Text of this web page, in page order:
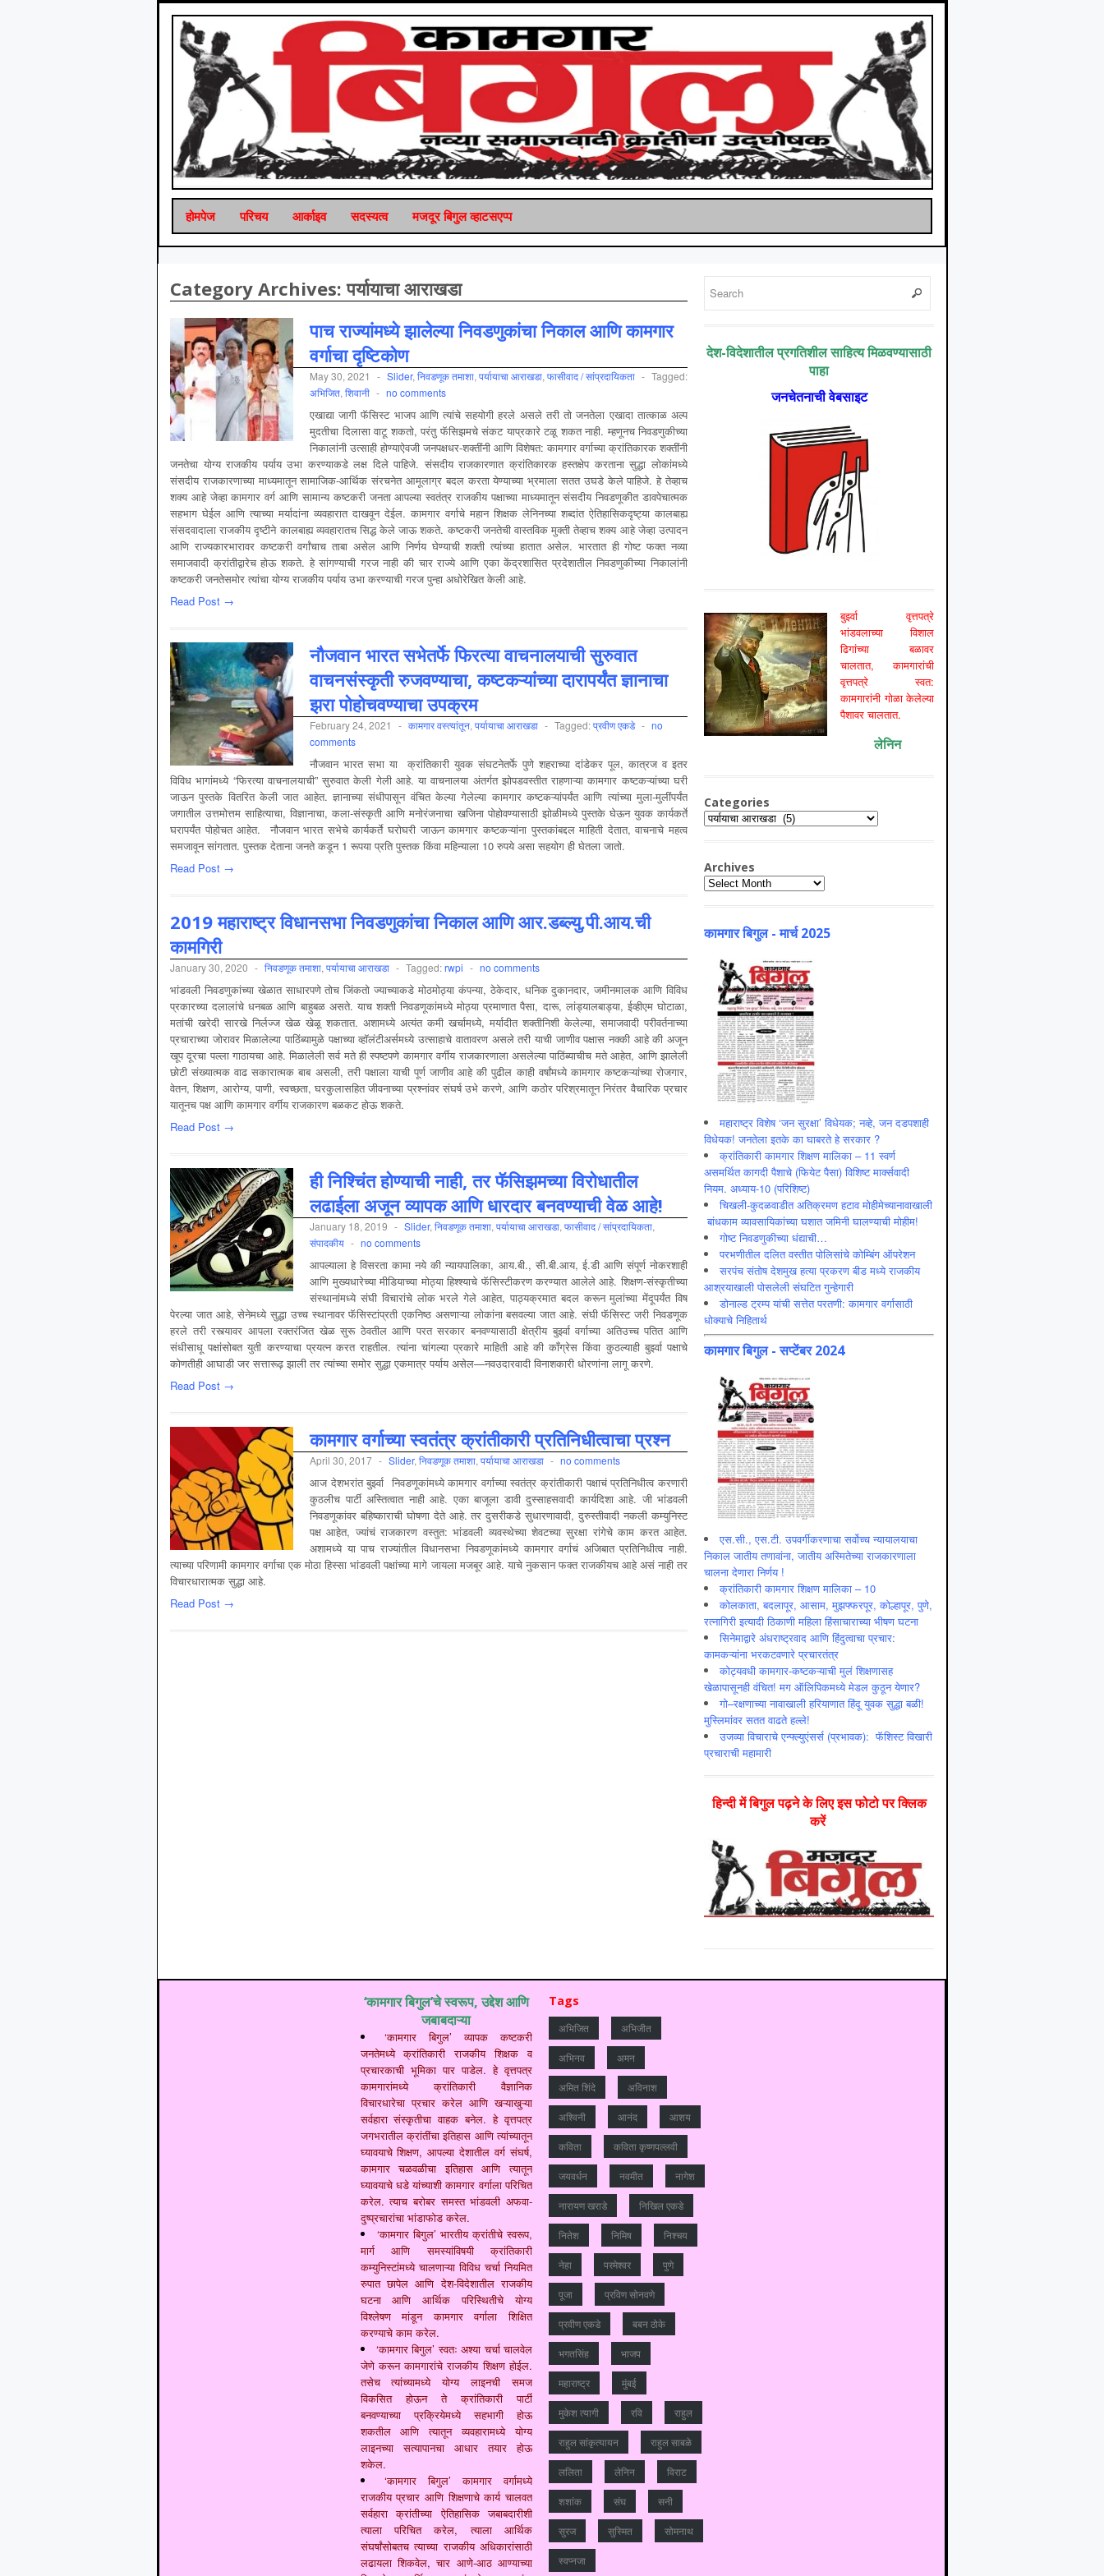
होमपेज परिचय आर्काइव सदस्यत्व मजदूर बिगुल व्‍हाटसएप्‍प
Category Archives:पर्यायाचा आराखडा
पाच राज्यांमध्ये झालेल्या निवडणुकांचा निकाल आणि कामगार
वर्गाचा दृष्टिकोण
May 30, 2021 - Slider, निवडणूक तमाशा, पर्यायाचा आराखडा, फासीवाद / सांप्रदायिकता - Tagged:
अभिजित, शिवानी - no comments
एखाद्या जागी फॅसिस्ट भाजप आणि त्यांचे सहयोगी हरले असले तरी तो जनतेला एखादा तात्काळ अल्प
मुदतीचा दिलासा वाटू शकतो, परंतु फॅसिझमचे संकट याप्रकारे टळू शकत नाही. म्हणूनच निवडणुकीच्या
निकालांनी उत्साही होण्याऐवजी जनपक्षधर-शक्तींनी आणि विशेषत: कामगार वर्गाच्या क्रांतिकारक शक्तींनी
जनतेचा योग्य राजकीय पर्याय उभा करण्याकडे लक्ष दिले पाहिजे. संसदीय राजकारणात क्रांतिकारक हस्तक्षेप करताना सुद्धा लोकांमध्ये
संसदीय राजकारणाच्या माध्यमातून सामाजिक-आर्थिक संरचनेत आमूलाग्र बदल करता येण्याच्या भ्रमाला सतत उघडे केले पाहिजे. हे तेव्हाच
शक्य आहे जेव्हा कामगार वर्ग आणि सामान्य कष्टकरी जनता आपल्या स्वतंत्र राजकीय पक्षाच्या माध्यमातून संसदीय निवडणूकीत डावपेचात्मक
सहभाग घेईल आणि त्याच्या मर्यादांना व्यवहारात दाखवून देईल. कामगार वर्गाचे महान शिक्षक लेनिनच्या शब्दांत ऐतिहासिकदृष्ट्या कालबाह्य
संसदवादाला राजकीय दृष्टीने कालबाह्य व्यवहारातच सिद्ध केले जाऊ शकते. कष्टकरी जनतेची वास्तविक मुक्ती तेव्हाच शक्य आहे जेव्हा उत्पादन
आणि राज्यकारभारावर कष्टकरी वर्गांचाच ताबा असेल आणि निर्णय घेण्याची शक्ती त्यांच्या हातात असेल. भारतात ही गोष्ट फक्त नव्या
समाजवादी क्रांतीद्वारेच होऊ शकते. हे सांगण्याची गरज नाही की चार राज्ये आणि एका केंद्रशासित प्रदेशातील निवडणुकीच्या निकालांनी
कष्टकरी जनतेसमोर त्यांचा योग्य राजकीय पर्याय उभा करण्याची गरज पुन्हा अधोरेखित केली आहे.
Read Post →
नौजवान भारत सभेतर्फे फिरत्या वाचनालयाची सुरुवात
वाचनसंस्कृती रुजवण्याचा, कष्टकऱ्यांच्या दारापर्यंत ज्ञानाचा
झरा पोहोचवण्याचा उपक्रम
February 24, 2021 - कामगार वस्‍त्‍यांतून, पर्यायाचा आराखडा - Tagged:प्रवीण एकडे - no
comments
नौजवान भारत सभा या क्रांतिकारी युवक संघटनेतर्फे पुणे शहराच्या दांडेकर पूल, कात्रज व इतर
विविध भागांमध्ये “फिरत्या वाचनालयाची” सुरुवात केली गेली आहे. या वाचनालया अंतर्गत झोपडवस्तीत राहणाऱ्या कामगार कष्टकऱ्यांच्या घरी
जाऊन पुस्तके वितरित केली जात आहेत. ज्ञानाच्या संधीपासून वंचित केल्या गेलेल्या कामगार कष्टकऱ्यांपर्यंत आणि त्यांच्या मुला-मुलींपर्यंत
जगातील उत्तमोत्तम साहित्याचा, विज्ञानाचा, कला-संस्कृती आणि मनोरंजनाचा खजिना पोहोवण्यासाठी झोळीमध्ये पुस्तके घेऊन युवक कार्यकर्ते
घरापर्यंत पोहोचत आहेत. नौजवान भारत सभेचे कार्यकर्ते घरोघरी जाऊन कामगार कष्टकऱ्यांना पुस्तकांबद्दल माहिती देतात, वाचनाचे महत्व
समजावून सांगतात. पुस्तक देताना जनते कडून 1 रूपया प्रति पुस्तक किंवा महिन्याला 10 रुपये असा सहयोग ही घेतला जातो.
Read Post →
2019 महाराष्ट्र विधानसभा निवडणुकांचा निकाल आणि आर.डब्ल्यु.पी.आय.ची
कामगिरी
January 30, 2020 - निवडणूक तमाशा, पर्यायाचा आराखडा - Tagged:rwpi - no comments
भांडवली निवडणुकांच्या खेळात साधारपणे तोच जिंकतो ज्याच्याकडे मोठमोठ्या कंपन्या, ठेकेदार, धनिक दुकानदार, जमीनमालक आणि विविध
प्रकारच्या दलालांचे धनबळ आणि बाहुबळ असते. याच शक्ती निवडणूकांमध्ये मोठ्या प्रमाणात पैसा, दारू, लांड्यालबाड्या, ईव्हीएम घोटाळा,
मतांची खरेदी सारखे निर्लज्ज खेळ खेळू शकतात. अशामध्ये अत्यंत कमी खर्चामध्ये, मर्यादीत शक्तीनिशी केलेल्या, समाजवादी परीवर्तनाच्या
प्रचाराच्या जोरावर मिळालेल्या पाठिंब्यामुळे पक्षाच्या व्हॉलंटीअर्समध्ये उत्साहाचे वातावरण असले तरी याची जाणीव पक्षास नक्की आहे की अजून
खूप दूरचा पल्ला गाठायचा आहे. मिळालेली सर्व मते ही स्पष्टपणे कामगार वर्गीय राजकारणाला असलेल्या पाठिंब्याचीच मते आहेत, आणि झालेली
छोटी संख्यात्मक वाढ सकारात्मक बाब असली, तरी पक्षाला याची पूर्ण जाणीव आहे की पुढील काही वर्षांमध्ये कामगार कष्टकऱ्यांच्या रोजगार,
वेतन, शिक्षण, आरोग्य, पाणी, स्वच्छता, घरकुलासहित जीवनाच्या प्रश्नांवर संघर्ष उभे करणे, आणि कठोर परिश्रमातून निरंतर वैचारिक प्रचार
यातूनच पक्ष आणि कामगार वर्गीय राजकारण बळकट होऊ शकते.
Read Post →
ही निश्चिंत होण्याची नाही, तर फॅसिझमच्या विरोधातील
लढाईला अजून व्यापक आणि धारदार बनवण्याची वेळ आहे!
January 18, 2019 - Slider, निवडणूक तमाशा, पर्यायाचा आराखडा, फासीवाद / सांप्रदायिकता,
संपादकीय - no comments
आपल्याला हे विसरता कामा नये की न्यायपालिका, आय.बी., सी.बी.आय, ई.डी आणि संपूर्ण नोकरशाही
आणि मुख्यधारेच्या मीडियाच्या मोठ्या हिश्श्याचे फॅसिस्टीकरण करण्यात आलेले आहे. शिक्षण-संस्कृतीच्या
संस्थानांमध्ये संघी विचारांचे लोक भरले गेले आहेत, पाठ्यक्रमात बदल करून मुलांच्या मेंदूपर्यंत विष
पेरल्या जात आहे, सेनेमध्ये सुद्धा उच्च स्थानावर फॅसिस्टांप्रती एकनिष्ठ असणाऱ्या लोकांना बसवल्या जात आहे. संघी फॅसिस्ट जरी निवडणूक
हरले तरी रस्त्यावर आपला रक्तरंजित खेळ सुरू ठेवतील आणि परत सरकार बनवण्यासाठी क्षेत्रीय बुर्झ्वा वर्गाच्या अतिउच्च पतित आणि
संधीसाधू पक्षांसोबत युती करण्याचा प्रयत्न करत राहतील. त्यांना चांगल्या प्रकारे माहिती आहे की काँग्रेस किंवा कुठल्याही बुर्झ्वा पक्षाचे
कोणतीही आघाडी जर सत्तारूढ़ झाली तर त्यांच्या समोर सुद्धा एकमात्र पर्याय असेल—नवउदारवादी विनाशकारी धोरणांना लागू करणे.
Read Post →
कामगार वर्गाच्‍या स्‍वतंत्र क्रांतीकारी प्रतिनिधीत्‍वाचा प्रश्‍न
April 30, 2017 - Slider, निवडणूक तमाशा, पर्यायाचा आराखडा - no comments
आज देशभरांत बुर्झ्वा निवडणूकांमध्‍ये कामगार वर्गाच्‍या स्‍वतंत्र क्रांतीकारी पक्षाचं प्रतिनिधीत्‍व करणारी
कुठलीच पार्टी अस्तित्‍वात नाही आहे. एका बाजूला डावी दुस्‍साहसवादी कार्यदिशा आहे. जी भांडवली
निवडणूकांवर बहिष्‍काराची घोषणा देते आहे. तर दुसरीकडे सुधारणावादी, दुरुस्‍तीवादी नकली कम्‍युनिस्‍ट
पक्ष आहेत, ज्‍यांचं राजकारण वस्‍तुत: भांडवली व्‍यवस्‍थेच्‍या शेवटच्‍या सुरक्षा रांगेचे काम करत आहेत.
अशामध्‍ये या पाच राज्‍यांतील विधानसभा निवडणूकांमध्‍ये कामगार वर्गाचं अजिबात प्रतिनिधीत्‍व नाही.
त्‍याच्‍या परिणामी कामगार वर्गाचा एक मोठा हिस्‍सा भांडवली पक्षांच्‍या मागे जायला मजबूर आहे. याचे नुकसान फक्‍त राजकीयच आहे असं नाही तर
विचारधारात्‍मक सुद्धा आहे.
Read Post →
देश-विदेशातील प्रगतिशील साहित्य मिळवण्यासाठी
पाहा
जनचेतनाची वेबसाइट
बुर्झ्वा वृत्तपत्रे
भांडवलाच्या विशाल
ढिगांच्या बळावर
चालतात, कामगारांची
वृत्तपत्रे स्वत:
कामगारांनी गोळा केलेल्या
पैशावर चालतात.
लेनिन
Categories
Categories
Archives
Archives
कामगार बिगुल - मार्च 2025
महाराष्ट्र विशेष ‘जन सुरक्षा’ विधेयक; नव्हे, जन दडपशाही
विधेयक! जनतेला इतके का घाबरते हे सरकार ?
क्रांतिकारी कामगार शिक्षण मालिका – 11 स्वर्ण
असमर्थित कागदी पैशाचे (फियेट पैसा) विशिष्ट मार्क्सवादी
नियम. अध्याय-10 (परिशिष्ट)
चिखली-कुदळवाडीत अतिक्रमण हटाव मोहीमेच्यानावाखाली
बांधकाम व्यावसायिकांच्या घशात जमिनी घालण्याची मोहीम!
गोष्ट निवडणुकीच्या धंद्याची…
परभणीतील दलित वस्तीत पोलिसांचे कोम्बिंग ऑपरेशन
सरपंच संतोष देशमुख हत्या प्रकरण बीड मध्ये राजकीय
आश्रयाखाली पोसलेली संघटित गुन्हेगारी
डोनाल्ड ट्रम्प यांची सत्तेत परतणी: कामगार वर्गासाठी
धोक्याचे निहितार्थ
कामगार बिगुल - सप्टेंबर 2024
एस.सी., एस.टी. उपवर्गीकरणाचा सर्वोच्च न्यायालयाचा
निकाल जातीय तणावांना, जातीय अस्मितेच्या राजकारणाला
चालना देणारा निर्णय !
क्रांतिकारी कामगार शिक्षण मालिका – 10
कोलकाता, बदलापूर, आसाम, मुझफ्फरपूर, कोल्हापूर, पुणे,
रत्नागिरी इत्यादी ठिकाणी महिला हिंसाचाराच्या भीषण घटना
सिनेमाद्वारे अंधराष्ट्रवाद आणि हिंदुत्वाचा प्रचार:
कामकऱ्यांना भरकटवणारे प्रचारतंत्र
कोट्यवधी कामगार-कष्टकऱ्याची मुलं शिक्षणासह
खेळापासूनही वंचित! मग ऑलिपिकमध्ये मेडल कुठून येणार?
गो–रक्षणाच्या नावाखाली हरियाणात हिंदू युवक सुद्धा बळी!
मुस्लिमांवर सतत वाढते हल्ले!
उजव्या विचाराचे एन्फ्ल्युएंसर्स (प्रभावक): फॅशिस्ट विखारी
प्रचाराची महामारी
हिन्‍दी में बिगुल पढ़ने के लिए इस फोटो पर क्लिक
करें
‘कामगार बिगुल’चे स्वरूप, उद्देश आणि
जबाबदाऱ्या
‘कामगार बिगुल’ व्यापक कष्टकरी
जनतेमध्ये क्रांतिकारी राजकीय शिक्षक व
प्रचारकाची भूमिका पार पाडेल. हे वृत्तपत्र
कामगारांमध्ये क्रांतिकारी वैज्ञानिक
विचारधारेचा प्रचार करेल आणि खऱ्याखुऱ्या
सर्वहारा संस्कृतीचा वाहक बनेल. हे वृत्तपत्र
जगभरातील क्रांतींचा इतिहास आणि त्यांच्यातून
घ्यावयाचे शिक्षण, आपल्या देशातील वर्ग संघर्ष,
कामगार चळवळीचा इतिहास आणि त्यातून
घ्यावयाचे धडे यांच्याशी कामगार वर्गाला परिचित
करेल. त्याच बरोबर समस्त भांडवली अफवा-
दुष्प्रचारांचा भांडाफोड करेल.
‘कामगार बिगुल’ भारतीय क्रांतीचे स्वरूप,
मार्ग आणि समस्यांविषयी क्रांतिकारी
कम्युनिस्टांमध्ये चालणाऱ्या विविध चर्चा नियमित
रुपात छापेल आणि देश-विदेशातील राजकीय
घटना आणि आर्थिक परिस्थितीचे योग्य
विश्लेषण मांडून कामगार वर्गाला शिक्षित
करण्याचे काम करेल.
‘कामगार बिगुल’ स्वतः अश्या चर्चा चालवेल
जेणे करून कामगारांचे राजकीय शिक्षण होईल.
तसेच त्यांच्यामध्ये योग्य लाइनची समज
विकसित होऊन ते क्रांतिकारी पार्टी
बनवण्याच्या प्रक्रियेमध्ये सहभागी होऊ
शकतील आणि त्यातून व्यवहारामध्ये योग्य
लाइनच्या सत्यापानचा आधार तयार होऊ
शकेल.
‘कामगार बिगुल’ कामगार वर्गामध्ये
राजकीय प्रचार आणि शिक्षणाचे कार्य चालवत
सर्वहारा क्रांतीच्या ऐतिहासिक जबाबदारीशी
त्याला परिचित करेल, त्याला आर्थिक
संघर्षांसोबतच त्याच्या राजकीय अधिकारांसाठी
लढायला शिकवेल, चार आणे-आठ आण्याच्या
Tags
अभिजित अभिजीत
अभिनव अमन
अमित शिंदे अविनाश
अश्विनी आनंद आशय
कविता कविता कृष्णपल्लवी
जयवर्धन नवमीत नागेश
नारायण खराडे निखिल एकडे
नितेश निमिष निश्चय
नेहा परमेश्वर पुणे
पूजा प्रविण सोनवणे
प्रवीण एकडे बबन ठोके
भगतसिंह भाजप
महाराष्‍ट्र मुंबई
मुकेश त्‍यागी रवि राहुल
राहुल सांकृत्यायन राहुल साबळे
ललिता लेनिन विराट
शशांक संघ सनी
सुरज सुस्मित सोमनाथ
स्वप्नजा